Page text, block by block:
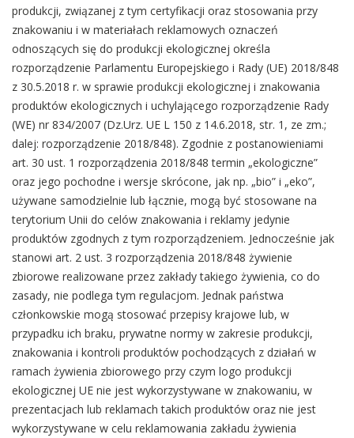
produkcji, związanej z tym certyfikacji oraz stosowania przy
znakowaniu i w materiałach reklamowych oznaczeń
odnoszących się do produkcji ekologicznej określa
rozporządzenie Parlamentu Europejskiego i Rady (UE) 2018/848
z 30.5.2018 r. w sprawie produkcji ekologicznej i znakowania
produktów ekologicznych i uchylającego rozporządzenie Rady
(WE) nr 834/2007 (Dz.Urz. UE L 150 z 14.6.2018, str. 1, ze zm.;
dalej: rozporządzenie 2018/848). Zgodnie z postanowieniami
art. 30 ust. 1 rozporządzenia 2018/848 termin „ekologiczne”
oraz jego pochodne i wersje skrócone, jak np. „bio” i „eko”,
używane samodzielnie lub łącznie, mogą być stosowane na
terytorium Unii do celów znakowania i reklamy jedynie
produktów zgodnych z tym rozporządzeniem. Jednocześnie jak
stanowi art. 2 ust. 3 rozporządzenia 2018/848 żywienie
zbiorowe realizowane przez zakłady takiego żywienia, co do
zasady, nie podlega tym regulacjom. Jednak państwa
członkowskie mogą stosować przepisy krajowe lub, w
przypadku ich braku, prywatne normy w zakresie produkcji,
znakowania i kontroli produktów pochodzących z działań w
ramach żywienia zbiorowego przy czym logo produkcji
ekologicznej UE nie jest wykorzystywane w znakowaniu, w
prezentacjach lub reklamach takich produktów oraz nie jest
wykorzystywane w celu reklamowania zakładu żywienia